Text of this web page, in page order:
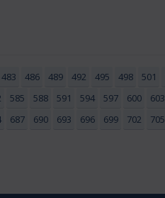
483 486 489 492 495 498 501
585 588 591 594 597 600 603
687 690 693 696 699 702 705